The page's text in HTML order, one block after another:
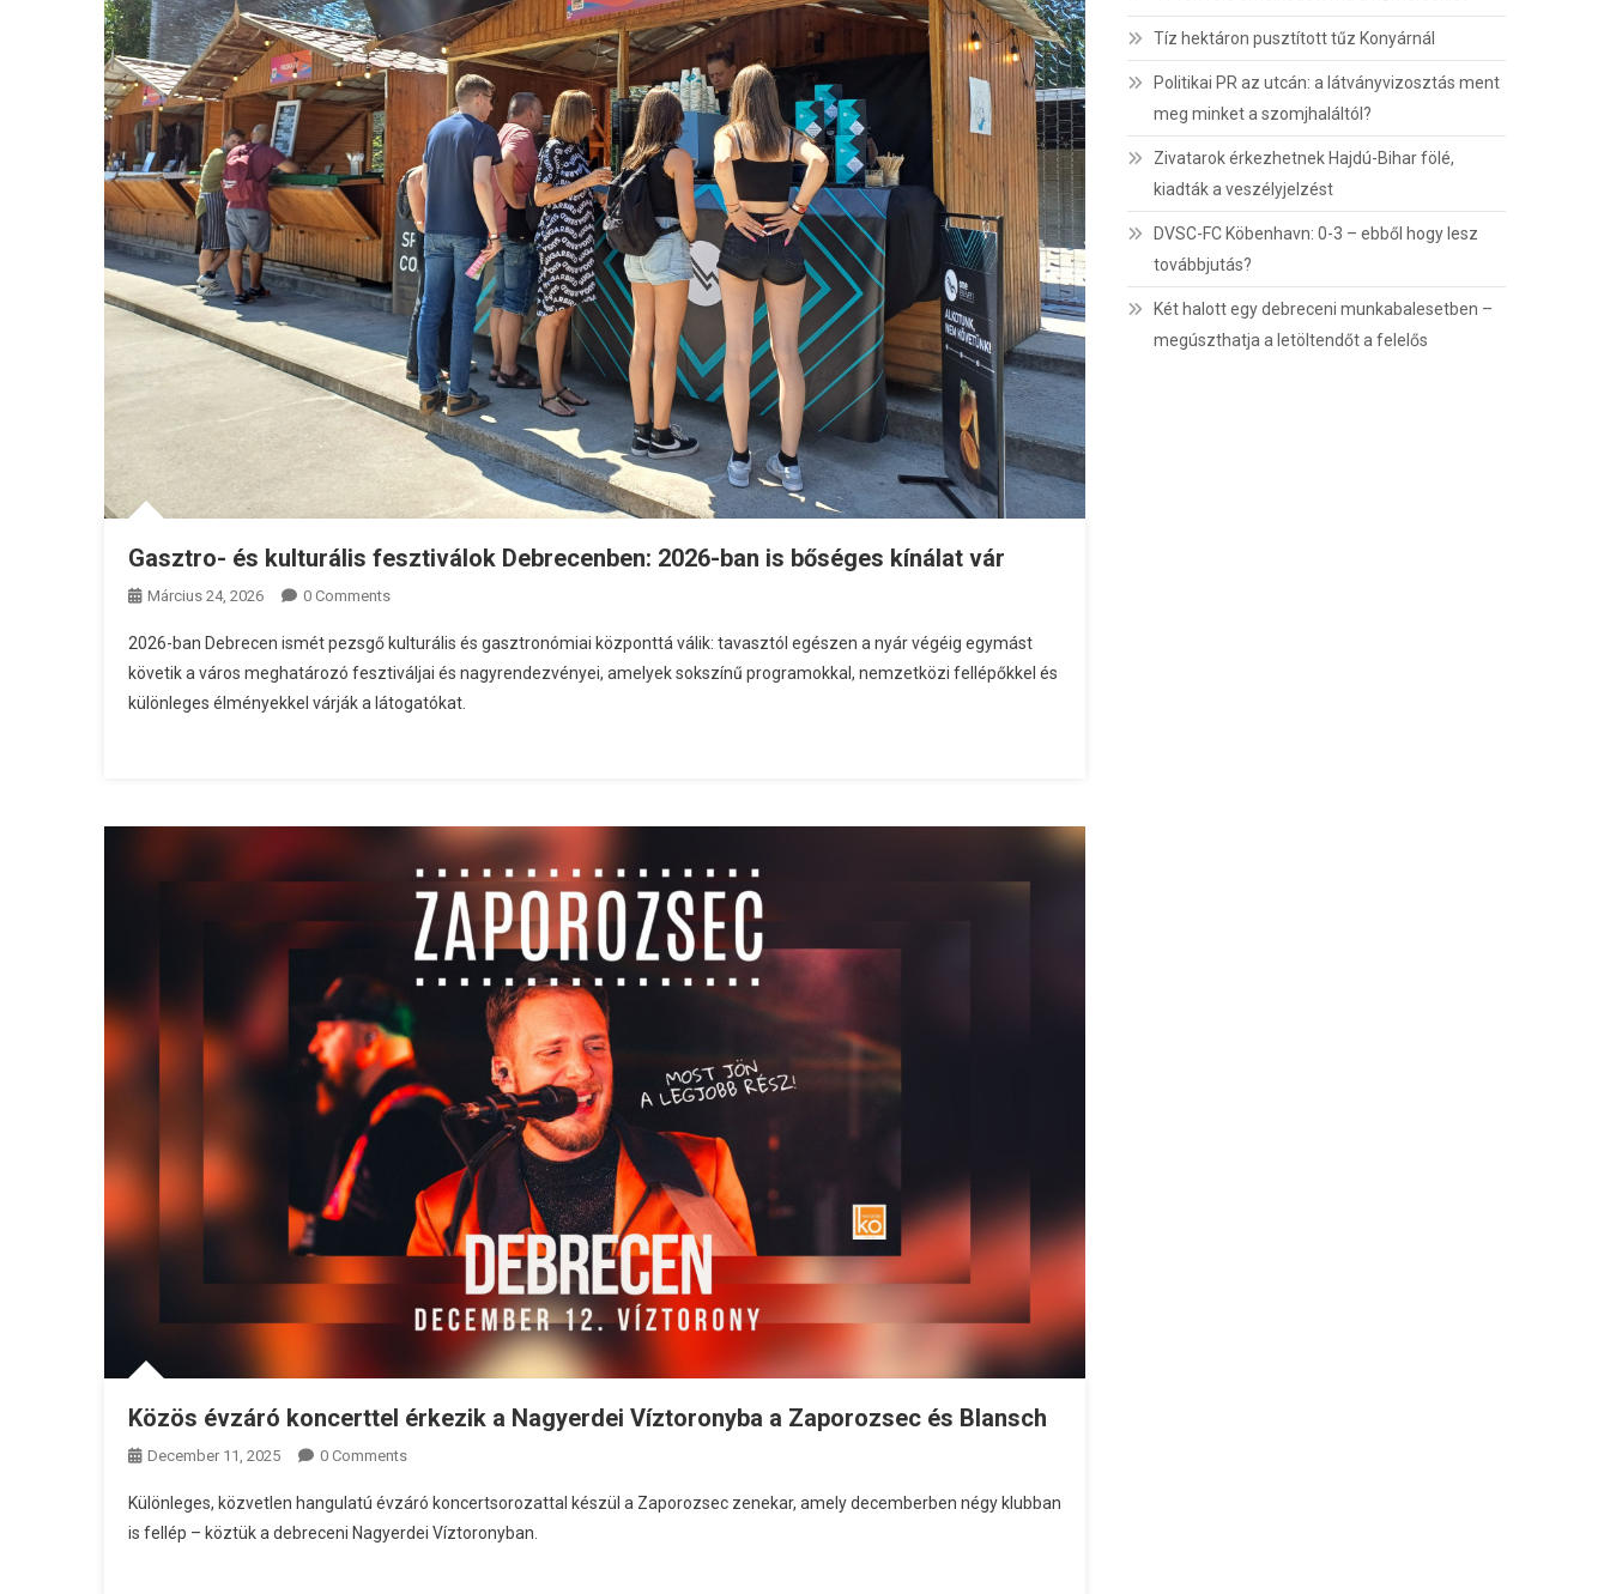
Gasztro- és kulturális fesztiválok Debrecenben: 2026-ban is bőséges kínálat vár
Március 24, 2026 0 Comments
2026-ban Debrecen ismét pezsgő kulturális és gasztronómiai központtá válik: tavasztól egészen a nyár végéig egymást
követik a város meghatározó fesztiváljai és nagyrendezvényei, amelyek sokszínű programokkal, nemzetközi fellépőkkel és
különleges élményekkel várják a látogatókat.
Közös évzáró koncerttel érkezik a Nagyerdei Víztoronyba a Zaporozsec és Blansch
December 11, 2025 0 Comments
Különleges, közvetlen hangulatú évzáró koncertsorozattal készül a Zaporozsec zenekar, amely decemberben négy klubban
is fellép – köztük a debreceni Nagyerdei Víztoronyban.
Tíz hektáron pusztított tűz Konyárnál
Politikai PR az utcán: a látványvizosztás ment
meg minket a szomjhaláltól?
Zivatarok érkezhetnek Hajdú-Bihar fölé,
kiadták a veszélyjelzést
DVSC-FC Köbenhavn: 0-3 – ebből hogy lesz
továbbjutás?
Két halott egy debreceni munkabalesetben –
megúszthatja a letöltendőt a felelős